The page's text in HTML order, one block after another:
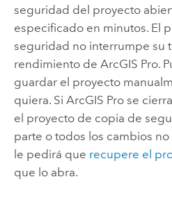
seguridad del proyecto
especificado en minutos. El
seguridad no interrumpe su
rendimiento de ArcGIS Pro.
guardar el proyecto
quiera. Si ArcGIS Prose
el proyecto de copia de
parte o todos los cambios no
le pedirá que recupere el
que lo abra.